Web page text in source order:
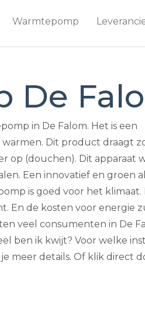
Warmtepomp
De
in De Falom. Het is een
Dit product draagt
op (douchen). Dit apparaat
Een innovatief en groen
is goed voor het
En de kosten voor energie
veel consumenten in De
ben ik kwijt? Voor welke
meer details. Of klik direct